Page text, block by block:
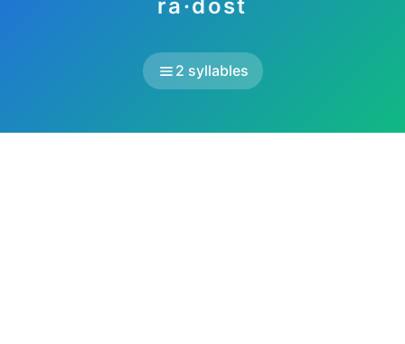
ra·dost
2 syllables